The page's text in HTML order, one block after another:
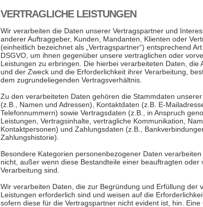
VERTRAGLICHE LEISTUNGEN
Wir verarbeiten die Daten unserer Vertragspartner und
anderer Auftraggeber, Kunden, Mandanten, Klienten oder
(einheitlich bezeichnet als „Vertragspartner“) entsprechend
DSGVO, um ihnen gegenüber unsere vertraglichen oder
Leistungen zu erbringen. Die hierbei verarbeiteten Daten, die
und der Zweck und die Erforderlichkeit ihrer Verarbeitung,
dem zugrundeliegenden Vertragsverhältnis.
Zu den verarbeiteten Daten gehören die Stammdaten
(z.B., Namen und Adressen), Kontaktdaten (z.B. E-
Telefonnummern) sowie Vertragsdaten (z.B., in Anspruch
Leistungen, Vertragsinhalte, vertragliche Kommunikation,
Kontaktpersonen) und Zahlungsdaten (z.B.,
Zahlungshistorie).
Besondere Kategorien personenbezogener Daten
nicht, außer wenn diese Bestandteile einer beauftragten oder
Verarbeitung sind.
Wir verarbeiten Daten, die zur Begründung und Erfüllung der
Leistungen erforderlich sind und weisen auf die
sofern diese für die Vertragspartner nicht evident ist, hin. Eine